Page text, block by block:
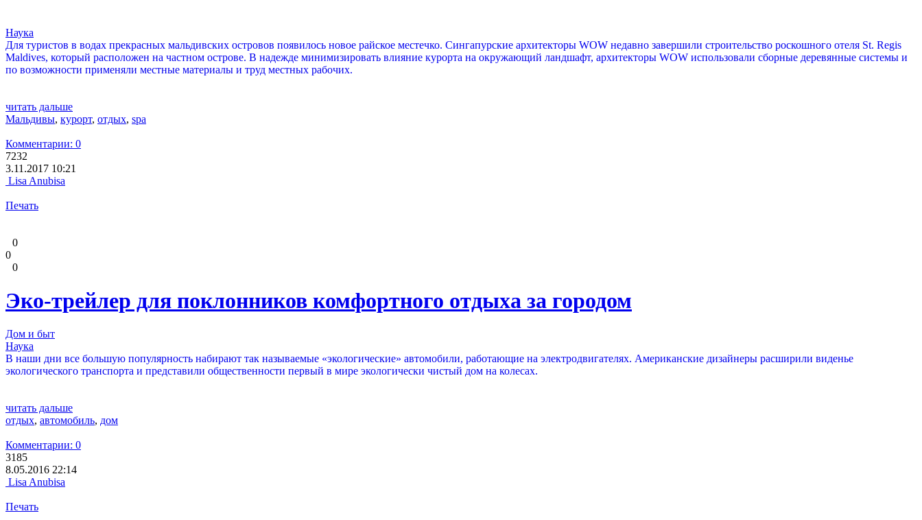
Наука
Для туристов в водах прекрасных мальдивских островов появилось новое райское местечко. Сингапурские архитекторы WOW недавно завершили строительство роскошного отеля St. Regis
Maldives, который расположен на частном острове. В надежде минимизировать влияние курорта на окружающий ландшафт, архитекторы WOW использовали сборные деревянные системы и
по возможности применяли местные материалы и труд местных рабочих.
читать дальше
Мальдивы, курорт, отдых, spa
Комментарии: 0
7232
3.11.2017 10:21
Lisa Anubisa
Печать
0
0
0
Эко-трейлер для поклонников комфортного отдыха за городом
Дом и быт
Наука
В наши дни все большую популярность набирают так называемые «экологические» автомобили, работающие на электродвигателях. Американские дизайнеры расширили виденье
экологического транспорта и представили общественности первый в мире экологически чистый дом на колесах.
читать дальше
отдых, автомобиль, дом
Комментарии: 0
3185
8.05.2016 22:14
Lisa Anubisa
Печать